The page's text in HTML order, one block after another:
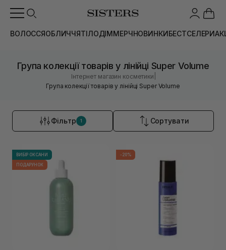
ВОЛОССЯОБЛИЧЧЯТІЛОДІММЕРЧНОВИНКИБЕСТСЕЛЕРИ
Група колекції товарів у лінійці Super Volume
Інтернет магазин косметики
Група колекції товарів у лінійці Super Volume
Фільтр 1 Сортувати
ВИБІР ОКСАНИ
ПОДАРУНОК
-20%